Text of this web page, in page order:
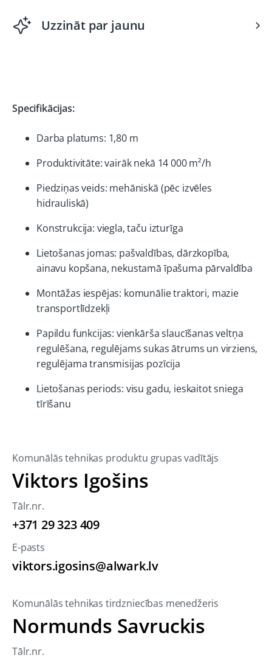
Uzzināt par jaunu
Specifikācijas:
Darba platums: 1,80 m
Produktivitāte: vairāk nekā 14 000 m²/h
Piedziņas veids: mehāniskā (pēc izvēles
hidrauliskā)
Konstrukcija: viegla, taču izturīga
Lietošanas jomas: pašvaldības, dārzkopība,
ainavu kopšana, nekustamā īpašuma pārvaldība
Montāžas iespējas: komunālie traktori, mazie
transportlīdzekļi
Papildu funkcijas: vienkārša slaucīšanas veltņa
regulēšana, regulējams sukas ātrums un virziens,
regulējama transmisijas pozīcija
Lietošanas periods: visu gadu, ieskaitot sniega
tīrīšanu
Komunālās tehnikas produktu grupas vadītājs
Viktors Igošins
Tālr.nr.
+371 29 323 409
E-pasts
viktors.igosins@alwark.lv
Komunālās tehnikas tirdzniecības menedžeris
Normunds Savruckis
Tālr.nr.